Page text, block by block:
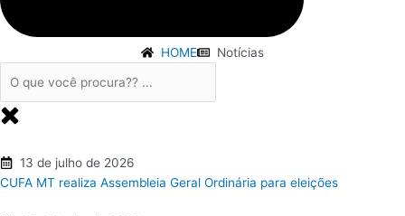
HOME Notícias
13 de julho de 2026
CUFA MT realiza Assembleia Geral Ordinária para eleições